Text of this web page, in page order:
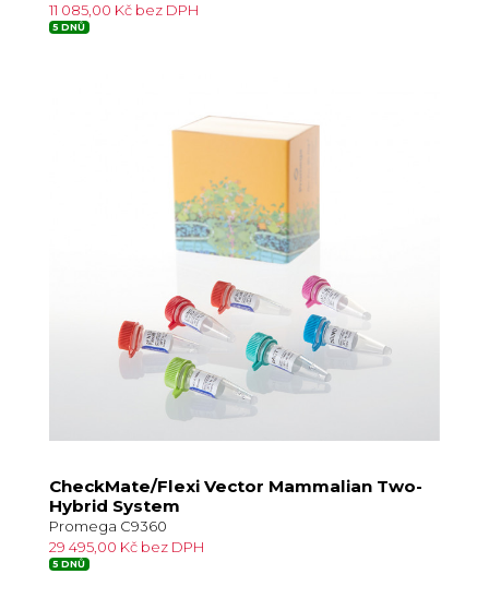
11 085,00 Kč bez DPH
5 DNŮ
CheckMate/Flexi Vector Mammalian Two-
Hybrid System
Promega C9360
29 495,00 Kč bez DPH
5 DNŮ